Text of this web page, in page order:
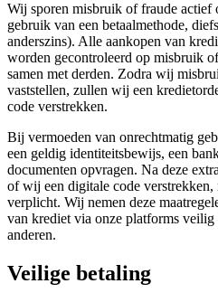
Wij sporen misbruik of fraude actief
gebruik van een betaalmethode,
anderszins). Alle aankopen van
worden gecontroleerd op misbruik
samen met derden. Zodra wij
vaststellen, zullen wij een
code verstrekken.
Bij vermoeden van onrechtmatig
een geldig identiteitsbewijs, een
documenten opvragen. Na deze
of wij een digitale code
verplicht. Wij nemen deze
van krediet via onze platforms
anderen.
Veilige betaling